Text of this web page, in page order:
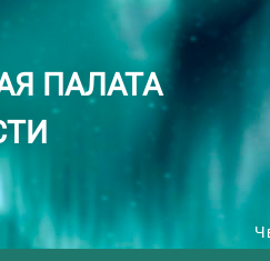
ПАЛАТА